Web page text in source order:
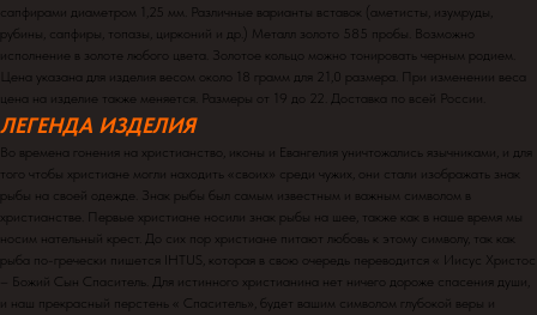
сапфирами диаметром 1,25 мм. Различные варианты вставок (аметисты, изумруды,
рубины, сапфиры, топазы, цирконий и др.) Металл золото 585 пробы. Возможно
исполнение в золоте любого цвета. Золотое кольцо можно тонировать черным родием.
Цена указана для изделия весом около 18 грамм для 21,0 размера. При изменении веса
цена на изделие также меняется. Размеры от 19 до 22. Доставка по всей России.
ЛЕГЕНДА ИЗДЕЛИЯ
Во времена гонения на христианство, иконы и Евангелия уничтожались язычниками, и для
того чтобы христиане могли находить «своих» среди чужих, они стали изображать знак
рыбы на своей одежде. Знак рыбы был самым известным и важным символом в
христианстве. Первые христиане носили знак рыбы на шее, также как в наше время мы
носим нательный крест. До сих пор христиане питают любовь к этому символу, так как
рыба по-гречески пишется IHTUS, которая в свою очередь переводится « Иисус Христос
– Божий Сын Спаситель. Для истинного христианина нет ничего дороже спасения души,
и наш прекрасный перстень « Спаситель», будет вашим символом глубокой веры и